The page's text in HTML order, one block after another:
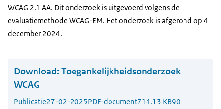
WCAG 2.1 AA. Dit onderzoek is uitgevoerd volgens de
evaluatiemethode WCAG-EM. Het onderzoek is afgerond op 4
december 2024.
Download: Toegankelijkheidsonderzoek
WCAG
Publicatie27-02-2025PDF-document714.13 KB90